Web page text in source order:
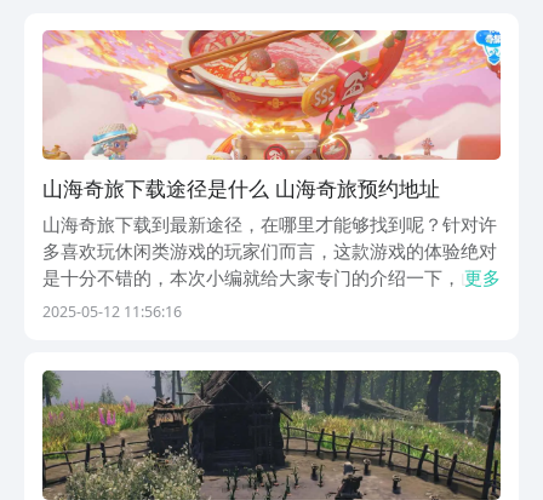
山海奇旅下载途径是什么 山海奇旅预约地址
山海奇旅下载到最新途径，在哪里才能够找到呢？针对许
多喜欢玩休闲类游戏的玩家们而言，这款游戏的体验绝对
是十分不错的，本次小编就给大家专门的介绍一下，山海
奇旅这款游戏的最新下载途径，希望本次的内容可以帮助
更多
2025-05-12 11:56:16